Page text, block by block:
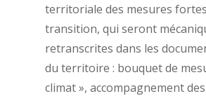
territoriale des mesures
transition, qui seront
retranscrites dans les
du territoire : bouquet de
climat », accompagnement